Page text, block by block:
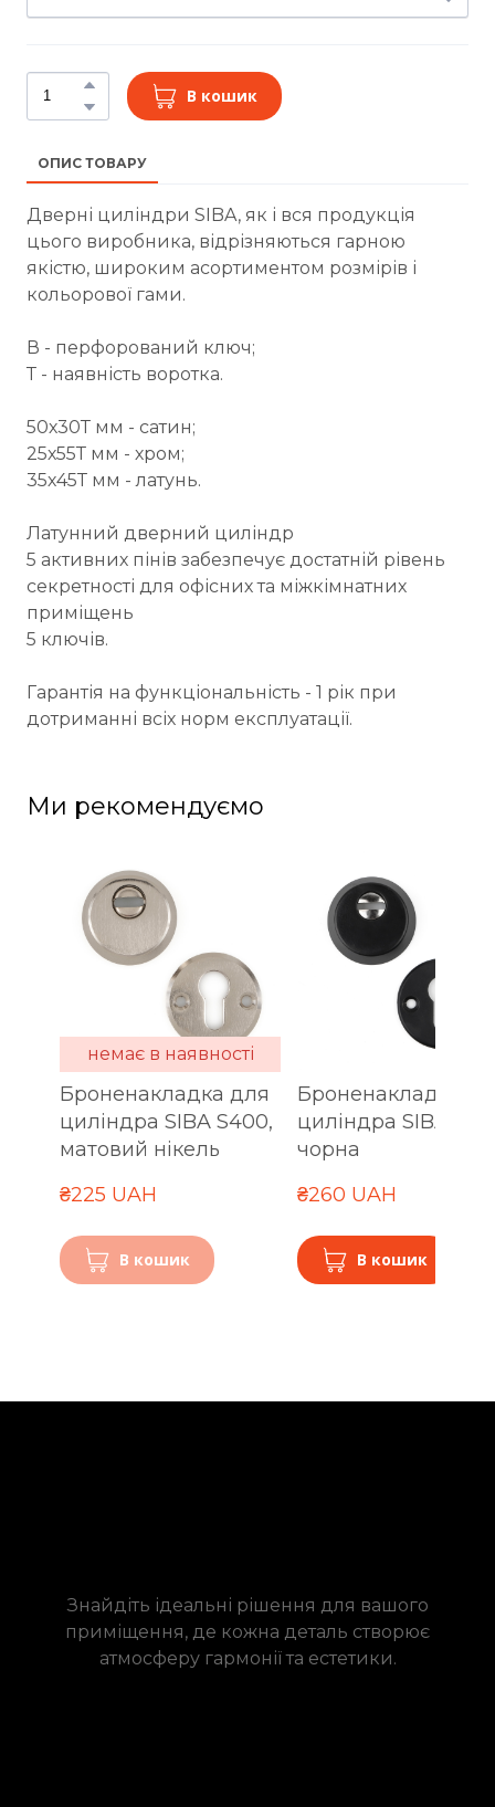
В кошик
ОПИС ТОВАРУ
Дверні циліндри SIBA, як і вся продукція
цього виробника, відрізняються гарною
якістю, широким асортиментом розмірів і
кольорової гами.
В - перфорований ключ;
Т - наявність воротка.
50х30Т мм - сатин;
25х55Т мм - хром;
35х45Т мм - латунь.
Латунний дверний циліндр
5 активних пінів забезпечує достатній рівень
секретності для офісних та міжкімнатних
приміщень
5 ключів.
Гарантія на функціональність - 1 рік при
дотриманні всіх норм експлуатації.
Ми рекомендуємо
немає в наявності
Броненакладка для
циліндра SIBA S400,
матовий нікель
₴225 UAH
В кошик
Броненакладка
циліндра SIBA
чорна
₴260 UAH
В кошик
Знайдіть ідеальні рішення для вашого
приміщення, де кожна деталь створює
атмосферу гармонії та естетики.